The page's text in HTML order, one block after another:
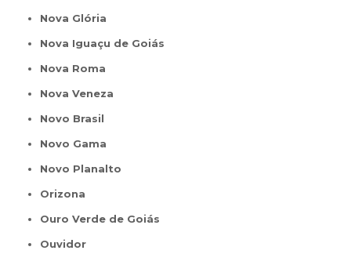
Nova Glória
Nova Iguaçu de Goiás
Nova Roma
Nova Veneza
Novo Brasil
Novo Gama
Novo Planalto
Orizona
Ouro Verde de Goiás
Ouvidor